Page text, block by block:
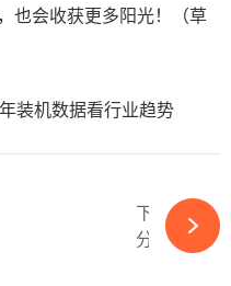
也会收获更多阳光！（草
装机数据看行业趋势
下一篇
分布式收紧，新增光伏装机连续两个月环比下滑-365wm完美体育官网